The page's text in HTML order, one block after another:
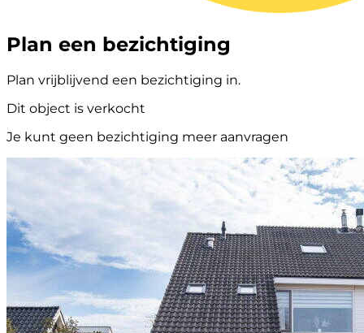
Plan een bezichtiging
Plan vrijblijvend een bezichtiging in.
Dit object is verkocht
Je kunt geen bezichtiging meer aanvragen